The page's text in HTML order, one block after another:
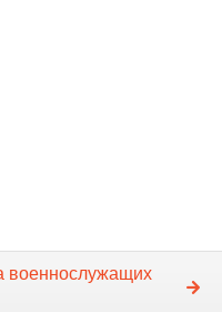
военнослужащих